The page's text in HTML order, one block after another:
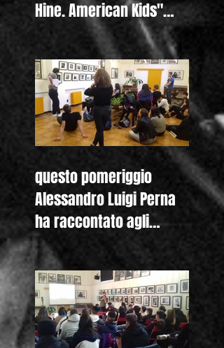
Hine. American Kids"
anche nella homepage
questo pomeriggio
Alessandro Luigi Perna
ha raccontato agli
studenti del Liceo
Colombini di Piacenza